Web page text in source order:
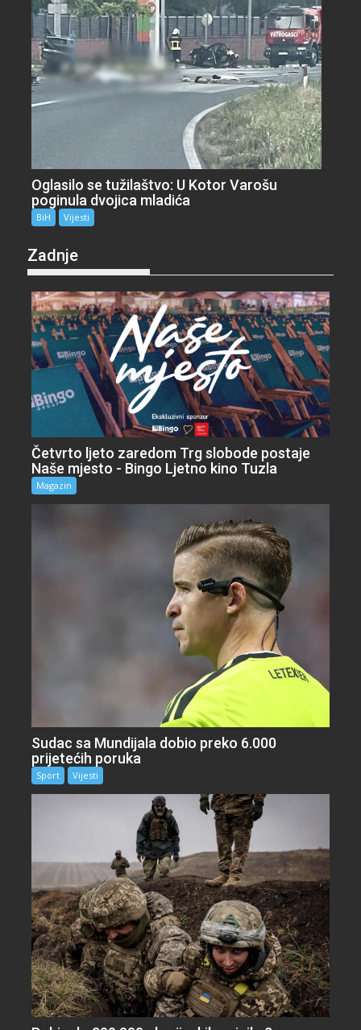
Oglasilo se tužilaštvo: U Kotor Varošu
poginula dvojica mladića
BiH Vijesti
Zadnje
Četvrto ljeto zaredom Trg slobode postaje
Naše mjesto - Bingo Ljetno kino Tuzla
Magazin
Sudac sa Mundijala dobio preko 6.000
prijetećih poruka
Sport Vijesti